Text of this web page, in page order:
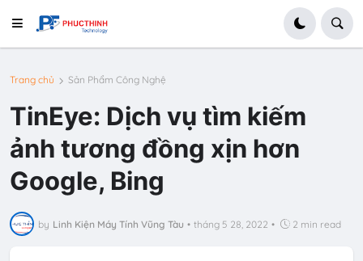
Trang chủ Sản Phẩm Công Nghệ
TinEye: Dịch vụ tìm kiếm
ảnh tương đồng xịn hơn
Google, Bing
by Linh Kiện Máy Tính Vũng Tàu • tháng 5 28, 2022 • 2 min read